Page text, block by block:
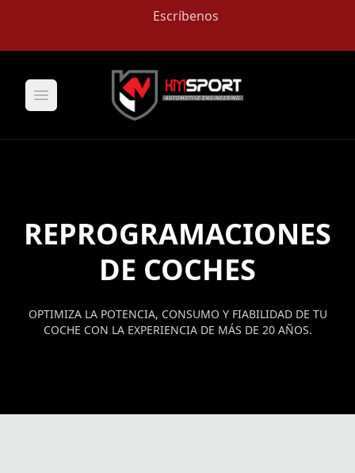
Escríbenos
Open main menu
REPROGRAMACIONES
DE COCHES
OPTIMIZA LA POTENCIA, CONSUMO Y FIABILIDAD DE TU
COCHE CON LA EXPERIENCIA DE MÁS DE 20 AÑOS.